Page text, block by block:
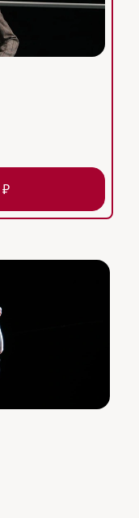
₽